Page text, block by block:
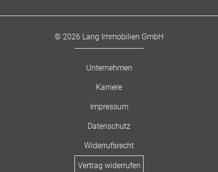
© 2026 Lang Immobilien GmbH
Unternehmen
Karriere
Impressum
Datenschutz
Widerrufsrecht
Vertrag widerrufen